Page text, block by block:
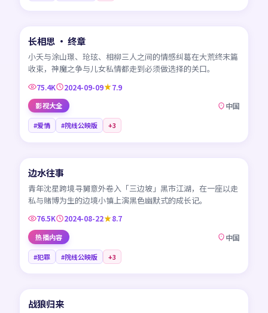
CN
长相思 · 终章
小夭与涂山璟、玱玹、相柳三人之间的情感纠葛在大荒终末篇
收束，神魔之争与儿女私情都走到必须做选择的关口。
75.4K 2024-09-09 7.9
影视大全 中国
#爱情 #院线公映版 +3
CN
边水往事
青年沈星跨境寻舅意外卷入「三边坡」黑市江湖，在一座以走
私与赌博为生的边境小镇上演黑色幽默式的成长记。
76.5K 2024-08-22 8.7
热播内容 中国
#犯罪 #院线公映版 +3
CN
战狼归来